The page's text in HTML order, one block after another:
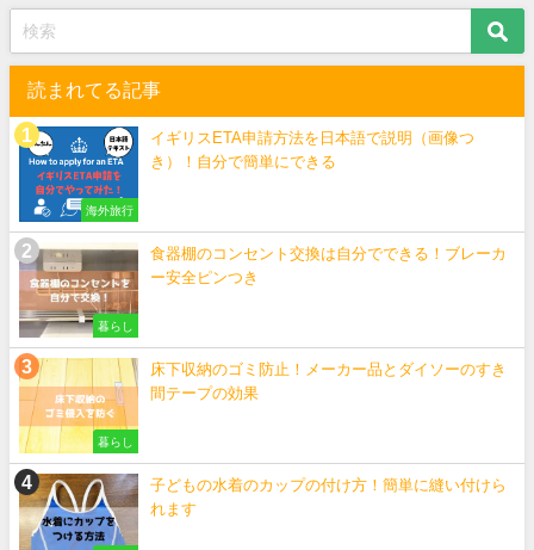
読まれてる記事
海外旅行
イギリスETA申請方法を日本語で説明（画像つ
き）！自分で簡単にできる
暮らし
食器棚のコンセント交換は自分でできる！ブレーカ
ー安全ピンつき
暮らし
床下収納のゴミ防止！メーカー品とダイソーのすき
間テープの効果
子どもの水着のカップの付け方！簡単に縫い付けら
れます